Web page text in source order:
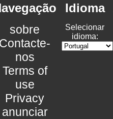
sobre
nos
Terms of
use
Privacy
anunciar
Idioma
Selecionar
idioma: